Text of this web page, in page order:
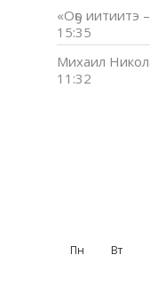
«Оҕо иитиитэ
15:35
Михаил
11:32
Пн Вт